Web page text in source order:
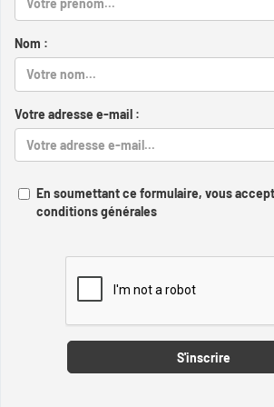
Nom :
Votre adresse e-mail :
En soumettant ce formulaire, vous
conditions générales
S'inscrire